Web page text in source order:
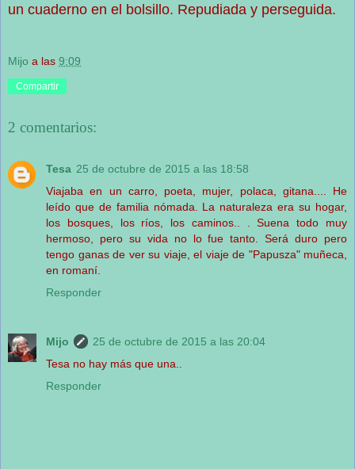
un cuaderno en el bolsillo. Repudiada y perseguida.
Mijo a las 9:09
Compartir
2 comentarios:
Tesa 25 de octubre de 2015 a las 18:58
Viajaba en un carro, poeta, mujer, polaca, gitana.... He
leído que de familia nómada. La naturaleza era su hogar,
los bosques, los ríos, los caminos.. . Suena todo muy
hermoso, pero su vida no lo fue tanto. Será duro pero
tengo ganas de ver su viaje, el viaje de "Papusza" muñeca,
en romaní.
Responder
Mijo
25 de octubre de 2015 a las 20:04
Tesa no hay más que una..
Responder